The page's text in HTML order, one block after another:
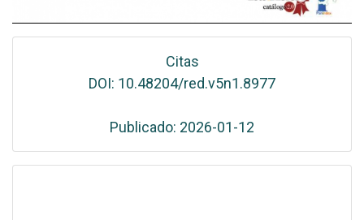
Citas
DOI: 10.48204/red.v5n1.8977
Publicado: 2026-01-12